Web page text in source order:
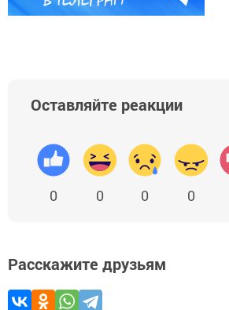
Оставляйте реакции
0 0 0 0
Расскажите друзьям